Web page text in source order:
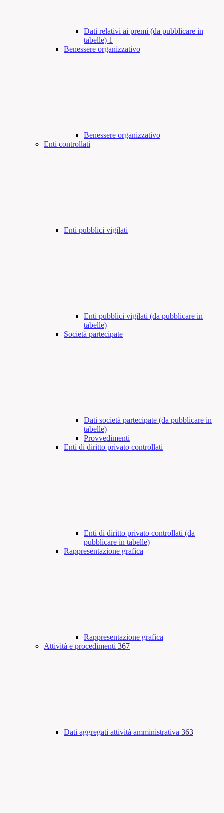
Dati relativi ai premi (da pubblicare in
tabelle) 1
Benessere organizzativo
Benessere organizzativo
Enti controllati
Enti pubblici vigilati
Enti pubblici vigilati (da pubblicare in
tabelle)
Società partecipate
Dati società partecipate (da pubblicare in
tabelle)
Provvedimenti
Enti di diritto privato controllati
Enti di diritto privato controllati (da
pubblicare in tabelle)
Rappresentazione grafica
Rappresentazione grafica
Attività e procedimenti 367
Dati aggregati attività amministrativa 363